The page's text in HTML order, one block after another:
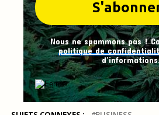
Nous ne spammons pas !
politique de